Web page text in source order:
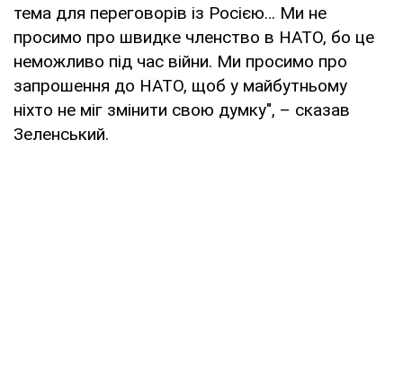
тема для переговорів із Росією… Ми не
просимо про швидке членство в НАТО, бо це
неможливо під час війни. Ми просимо про
запрошення до НАТО, щоб у майбутньому
ніхто не міг змінити свою думку", – сказав
Зеленський.